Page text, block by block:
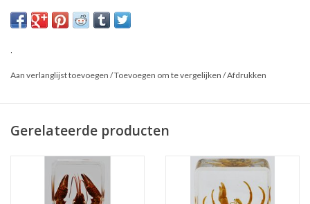
.
Aan verlanglijst toevoegen /Toevoegen om te vergelijken /Afdrukken
Gerelateerde producten